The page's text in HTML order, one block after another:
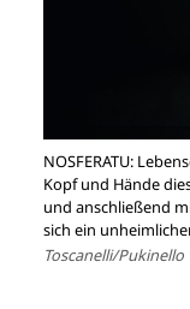
NOSFERATU:
Kopf und Hände
und anschließend
sich ein
Toscanelli/Pukinello